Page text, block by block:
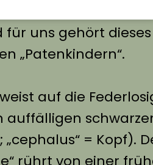
die Art bereits seit
uns gehört
„Patenkindern“.
auf die
= Kopf).
rührt von einer